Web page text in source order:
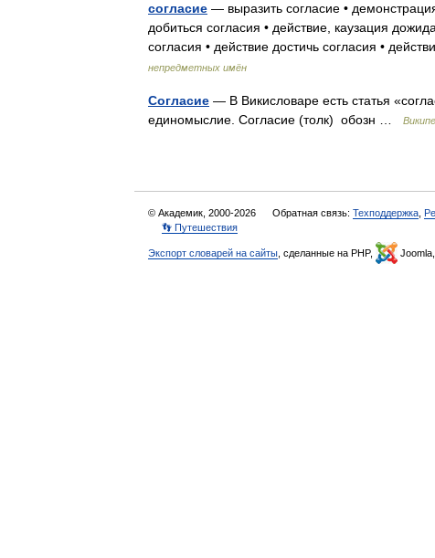
согласие — выразить согласие •
добиться согласия • действие, каузация
согласия • действие достичь согласия •
непредметных имён
Согласие — В Викисловаре есть статья
единомыслие. Согласие (толк) обозн …
© Академик, 2000-2026 Обратная связь: Техподдержка
👣 Путешествия
Экспорт словарей на сайты , сделанные на PHP, Joomla,